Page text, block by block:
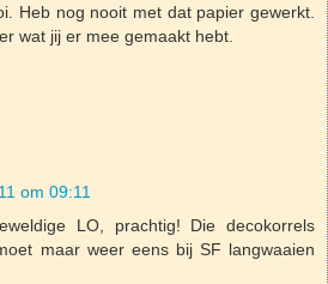
Heb nog nooit met dat papier gewerkt.
wat jij er mee gemaakt hebt.
om 09:11
LO, prachtig! Die decokorrels
maar weer eens bij SF langwaaien